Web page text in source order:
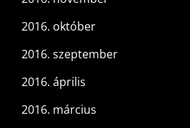
2016. október
2016. szeptember
2016. április
2016. március